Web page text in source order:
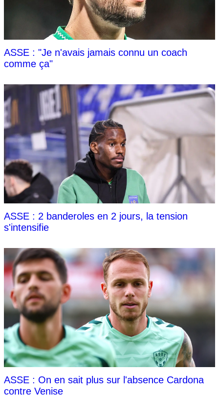
ASSE : "Je n'avais jamais connu un coach
comme ça"
ASSE : 2 banderoles en 2 jours, la tension
s'intensifie
ASSE : On en sait plus sur l'absence Cardona
contre Venise